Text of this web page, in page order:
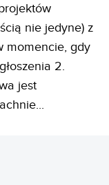
nie jedyne) z
momencie, gdy
2.
jest